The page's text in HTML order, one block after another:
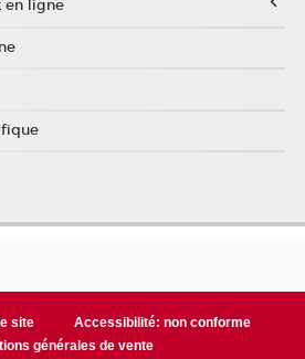
en ligne
site
Accessibilité: non conforme
générales de vente